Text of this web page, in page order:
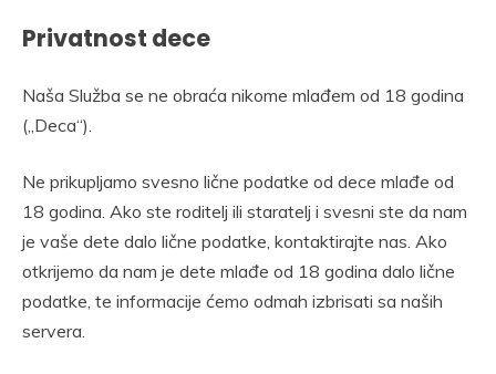
Privatnost dece
Naša Služba se ne obraća nikome mlađem od 18 godina
(„Deca“).
Ne prikupljamo svesno lične podatke od dece mlađe od
18 godina. Ako ste roditelj ili staratelj i svesni ste da nam
je vaše dete dalo lične podatke, kontaktirajte nas. Ako
otkrijemo da nam je dete mlađe od 18 godina dalo lične
podatke, te informacije ćemo odmah izbrisati sa naših
servera.